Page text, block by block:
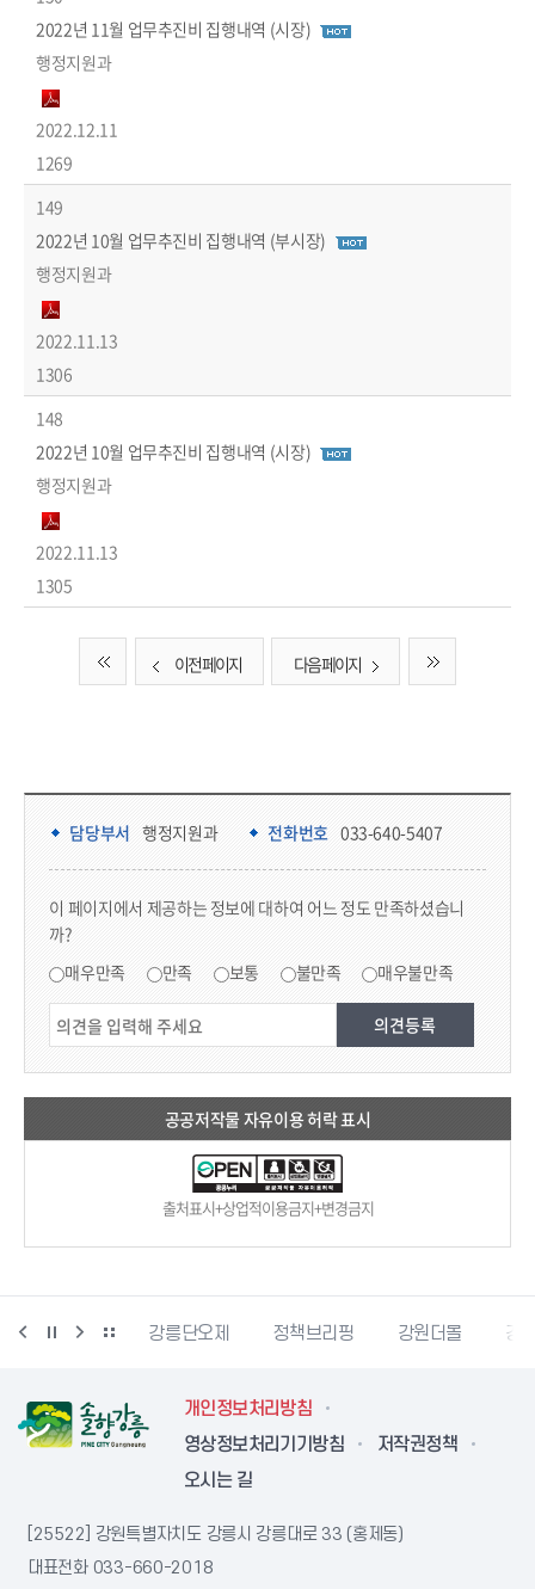
2022년 11월 업무추진비 집행내역 (시장)
행정지원과
2022.12.11
1269
149
2022년 10월 업무추진비 집행내역 (부시장)
행정지원과
2022.11.13
1306
148
2022년 10월 업무추진비 집행내역 (시장)
행정지원과
2022.11.13
1305
이전 페이지 다음 페이지
담당부서 정보 & 컨텐츠 만족도 조사 & 공공저작물 자유이용 허락 표시
담당부서 행정지원과 전화번호 033-640-5407
이 페이지에서 제공하는 정보에 대하여 어느 정도 만족하셨습니
까?
매우만족 만족 보통 불만족 매우불만족
공공저작물 자유이용 허락 표시
출처표시+상업적이용금지+변경금지
강릉생태관광 강릉단오제 정책브리핑 강원더몰 강
개인정보처리방침
영상정보처리기기방침
저작권정책
오시는 길
[25522] 강원특별자치도 강릉시 강릉대로 33 (홍제동)
대표전화 033-660-2018